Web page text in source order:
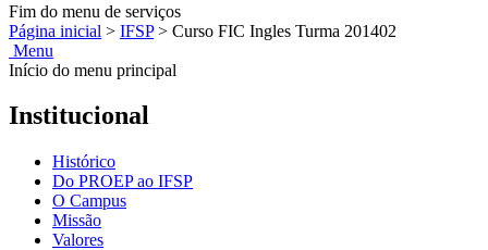
Fim do menu de serviços
Página inicial > IFSP > Curso FIC Ingles Turma 201402
Menu
Início do menu principal
Institucional
Histórico
Do PROEP ao IFSP
O Campus
Missão
Valores